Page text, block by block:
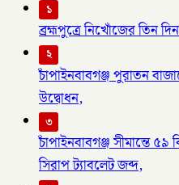
১
ব্রহ্মপুত্রে নিখোঁজের তিন
২
চাঁপাইনবাবগঞ্জ পুরাতন
উদ্বোধন,
৩
চাঁপাইনবাবগঞ্জ সীমান্তে
সিরাপ ট্যাবলেট জব্দ,